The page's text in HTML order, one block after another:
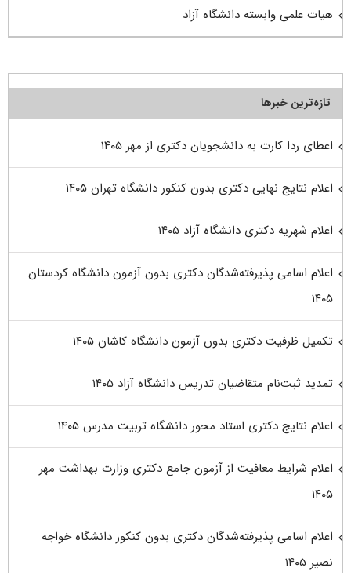
هیات علمی وابسته دانشگاه آزاد
تازه‌ترین خبرها
اعطای ردا کارت به دانشجویان دکتری از مهر ۱۴۰۵
اعلام نتایج نهایی دکتری بدون کنکور دانشگاه تهران ۱۴۰۵
اعلام شهریه دکتری دانشگاه آزاد ۱۴۰۵
اعلام اسامی پذیرفته‌شدگان دکتری بدون آزمون دانشگاه کردستان
۱۴۰۵
تکمیل ظرفیت دکتری بدون آزمون دانشگاه کاشان ۱۴۰۵
تمدید ثبت‌نام متقاضیان تدریس دانشگاه آزاد ۱۴۰۵
اعلام نتایج دکتری استاد محور دانشگاه تربیت مدرس ۱۴۰۵
اعلام شرایط معافیت از آزمون جامع دکتری وزارت بهداشت مهر
۱۴۰۵
اعلام اسامی پذیرفته‌شدگان دکتری بدون کنکور دانشگاه خواجه
نصیر ۱۴۰۵